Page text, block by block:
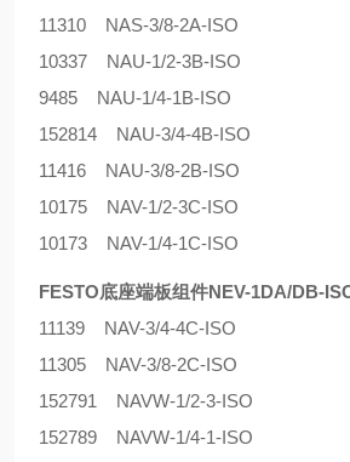
11310 NAS-3/8-2A-ISO
10337 NAU-1/2-3B-ISO
9485 NAU-1/4-1B-ISO
152814 NAU-3/4-4B-ISO
11416 NAU-3/8-2B-ISO
10175 NAV-1/2-3C-ISO
10173 NAV-1/4-1C-ISO
FESTO底座端板组件NEV-1DA/DB-
11139 NAV-3/4-4C-ISO
11305 NAV-3/8-2C-ISO
152791 NAVW-1/2-3-ISO
152789 NAVW-1/4-1-ISO